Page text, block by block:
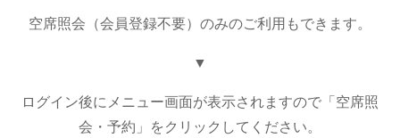
空席照会（会員登録不要）のみのご利用もできます。
▼
ログイン後にメニュー画面が表示されますので「空席照
会・予約」をクリックしてください。